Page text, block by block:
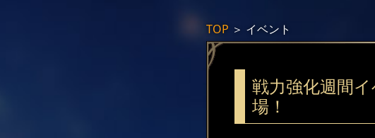
TOP ＞ イベント
戦力強化週間
場！